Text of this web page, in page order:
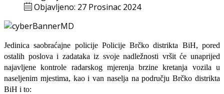
Objavljeno: 27 Prosinac 2024
Jedinica saobraćajne policije Policije Brčko distrikta BiH, pored
ostalih poslova i zadataka iz svoje nadležnosti vršit će unaprijed
najavljene kontrole radarskog mjerenja brzine kretanja vozila u
naseljenim mjestima, kao i van naselja na području Brčko distrikta
BiH i to: